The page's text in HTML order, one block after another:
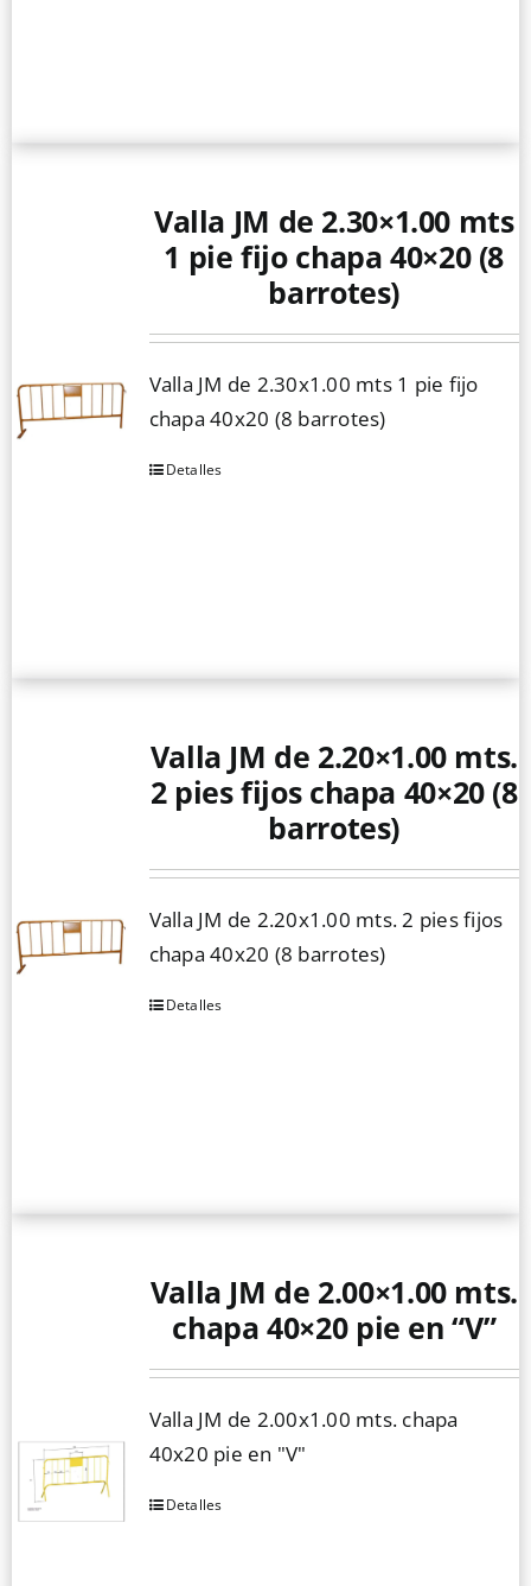
Valla JM de 2.30×1.00 mts
1 pie fijo chapa 40×20 (8
barrotes)
Valla JM de 2.30x1.00 mts 1 pie fijo
chapa 40x20 (8 barrotes)
Detalles
Valla JM de 2.20×1.00 mts.
2 pies fijos chapa 40×20 (8
barrotes)
Valla JM de 2.20x1.00 mts. 2 pies fijos
chapa 40x20 (8 barrotes)
Detalles
Valla JM de 2.00×1.00 mts.
chapa 40×20 pie en “V”
Valla JM de 2.00x1.00 mts. chapa
40x20 pie en "V"
Detalles